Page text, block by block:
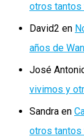
otros tantos
David2 en
años de
José
vivimos y
Sandra en
otros tantos